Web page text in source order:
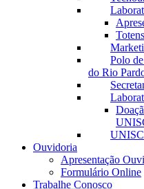
Polo
do Rio
UNISC
Ouvidoria
Apresentação
Formulário Online
Trabalhe Conosco